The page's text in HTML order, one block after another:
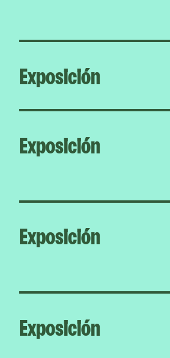
Exposición
Exposición
Exposición
Exposición